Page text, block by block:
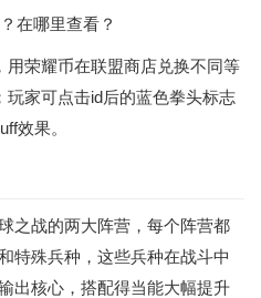
在哪里查看？
用荣耀币在联盟商店兑换不同等
家可点击id后的蓝色拳头标志
效果。
之战的两大阵营，每个阵营都
特殊兵种，这些兵种在战斗中
出核心，搭配得当能大幅提升